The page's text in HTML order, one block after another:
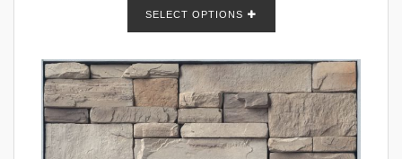
SELECT OPTIONS